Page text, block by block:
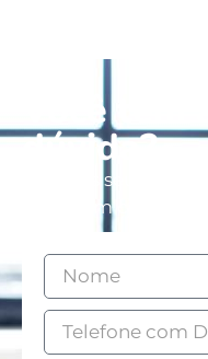
Você
dúvida?
Deixe os seus
entrar em contato